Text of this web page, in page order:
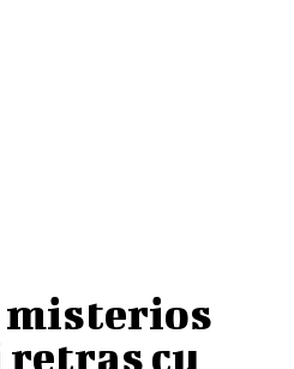
misterios
cu